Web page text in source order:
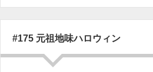
#175 元祖地味ハロウィン